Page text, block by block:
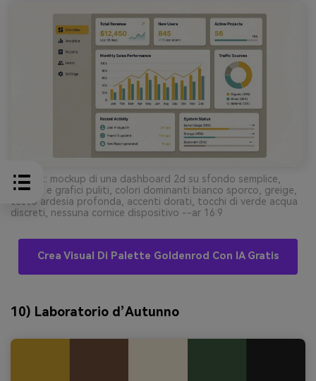
Prompt: mockup di una dashboard 2d su sfondo semplice,
schede e grafici puliti, colori dominanti bianco sporco, greige,
testo ardesia profonda, accenti dorati, tocchi di verde acqua
discreti, nessuna cornice dispositivo --ar 16:9
Crea Visual Di Palette Goldenrod Con IA Gratis
10) Laboratorio d’Autunno